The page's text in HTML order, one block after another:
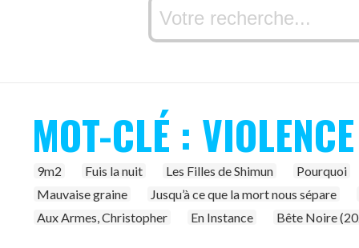
MOT-CLÉ : VIOLENCE
9m2 Fuis la nuit Les Filles de Shimun
Pourquoi
Mauvaise graine
Jusqu’à ce que la mort nous sépare
Aux Armes, Christopher
En Instance Bête Noire